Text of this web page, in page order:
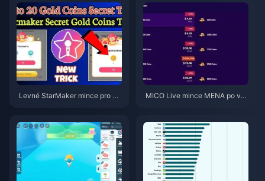
Levné StarMaker mince pro ko
MICO Live mince MENA po ver